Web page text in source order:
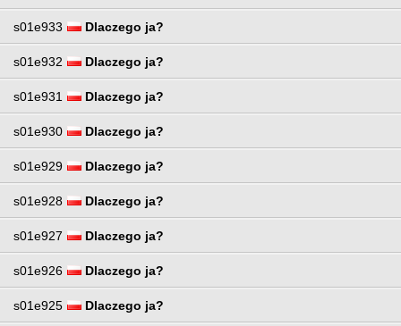
s01e933 Dlaczego ja?
s01e932 Dlaczego ja?
s01e931 Dlaczego ja?
s01e930 Dlaczego ja?
s01e929 Dlaczego ja?
s01e928 Dlaczego ja?
s01e927 Dlaczego ja?
s01e926 Dlaczego ja?
s01e925 Dlaczego ja?